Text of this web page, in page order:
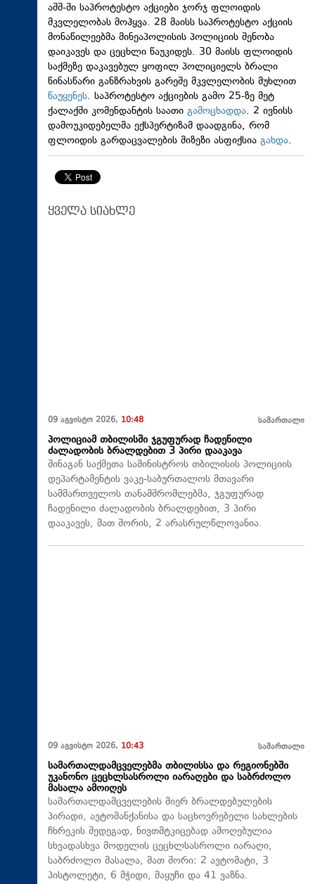
აშშ-ში საპროტესტო აქციები ჯორჯ ფლოიდის
მკვლელობას მოჰყვა. 28 მაისს საპროტესტო აქციის
მონაწილეებმა მინეაპოლისის პოლიციის შენობა
დაიკავეს და ცეცხლი წაუკიდეს. 30 მაისს ფლოიდის
საქმეზე დაკავებულ ყოფილ პოლიციელს ბრალი
წინასწარი განზრახვის გარეშე მკვლელობის მუხლით
წაუყენეს. საპროტესტო აქციების გამო 25-ზე მეტ
ქალაქში კომენდანტის საათი გამოცხადდა. 2 ივნისს
დამოუკიდებელმა ექსპერტიზამ დაადგინა, რომ
ფლოიდის გარდაცვალების მიზეზი ასფიქსია გახდა.
ყველა სიახლე
09 აგვისტო 2026, 10:48 სამართალი
პოლიციამ თბილისში ჯგუფურად ჩადენილი
ძალადობის ბრალდებით 3 პირი დააკავა
შინაგან საქმეთა სამინისტროს თბილისის პოლიციის
დეპარტამენტის ვაკე-საბურთალოს მთავარი
სამმართველოს თანამშრომლებმა, ჯგუფურად
ჩადენილი ძალადობის ბრალდებით, 3 პირი
დააკავეს, მათ შორის, 2 არასრულწლოვანია.
09 აგვისტო 2026, 10:43 სამართალი
სამართალდამცველებმა თბილისსა და რეგიონებში
უკანონო ცეცხლსასროლი იარაღები და საბრძოლო
მასალა ამოიღეს
სამართალდამცველების მიერ ბრალდებულების
პირადი, ავტომანქანისა და საცხოვრებელი სახლების
ჩხრეკის შედეგად, ნივთმტკიცებად ამოღებულია
სხვადასხვა მოდელის ცეცხლსასროლი იარაღი,
საბრძოლო მასალა, მათ შორი: 2 ავტომატი, 3
პისტოლეტი, 6 მჭიდი, მაყუჩი და 41 ვაზნა.